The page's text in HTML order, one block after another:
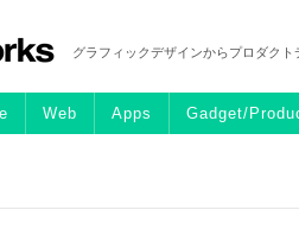
グラフィックデザインからプロダク
Web Apps Gadget/